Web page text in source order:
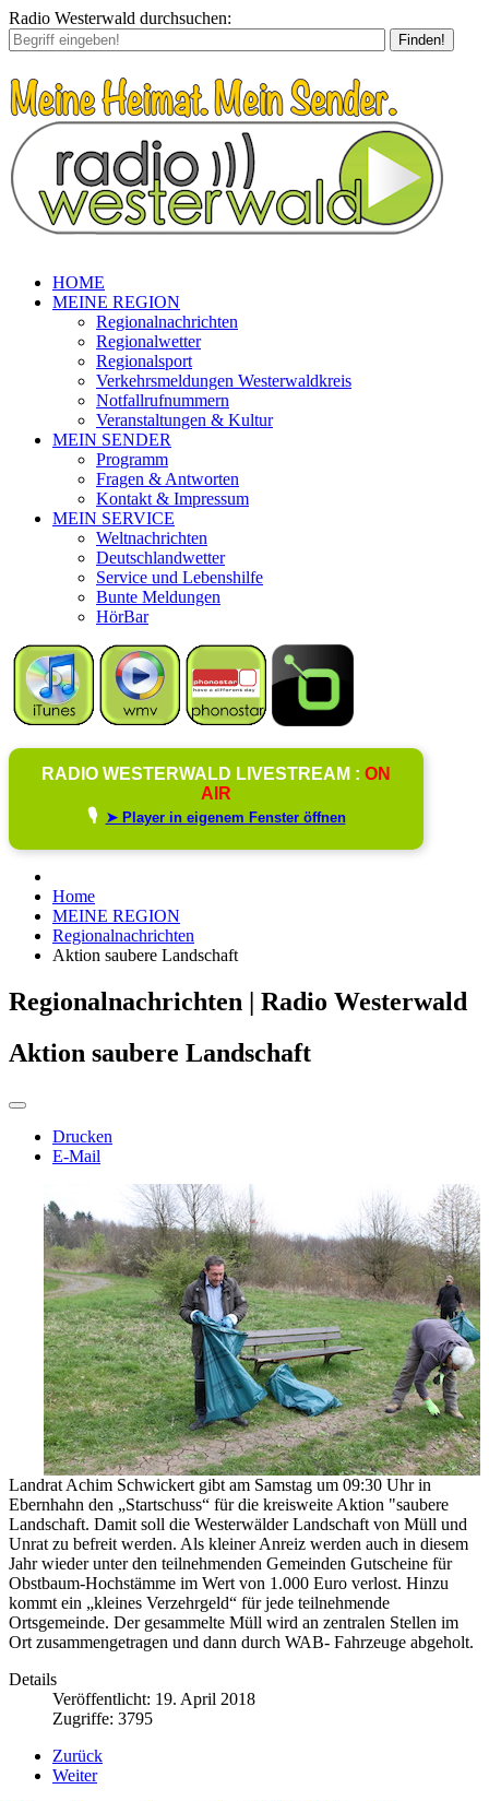
Radio Westerwald durchsuchen:
Finden!
HOME
MEINE REGION
Regionalnachrichten
Regionalwetter
Regionalsport
Verkehrsmeldungen Westerwaldkreis
Notfallrufnummern
Veranstaltungen & Kultur
MEIN SENDER
Programm
Fragen & Antworten
Kontakt & Impressum
MEIN SERVICE
Weltnachrichten
Deutschlandwetter
Service und Lebenshilfe
Bunte Meldungen
HörBar
RADIO WESTERWALD LIVESTREAM : ON
AIR
🎙️ ➤ Player in eigenem Fenster öffnen
Home
MEINE REGION
Regionalnachrichten
Aktion saubere Landschaft
Regionalnachrichten | Radio Westerwald
Aktion saubere Landschaft
Drucken
E-Mail
Landrat Achim Schwickert gibt am Samstag um 09:30 Uhr in
Ebernhahn den „Startschuss“ für die kreisweite Aktion "saubere
Landschaft. Damit soll die Westerwälder Landschaft von Müll und
Unrat zu befreit werden. Als kleiner Anreiz werden auch in diesem
Jahr wieder unter den teilnehmenden Gemeinden Gutscheine für
Obstbaum-Hochstämme im Wert von 1.000 Euro verlost. Hinzu
kommt ein „kleines Verzehrgeld“ für jede teilnehmende
Ortsgemeinde. Der gesammelte Müll wird an zentralen Stellen im
Ort zusammengetragen und dann durch WAB- Fahrzeuge abgeholt.
Details
Veröffentlicht: 19. April 2018
Zugriffe: 3795
Zurück
Weiter